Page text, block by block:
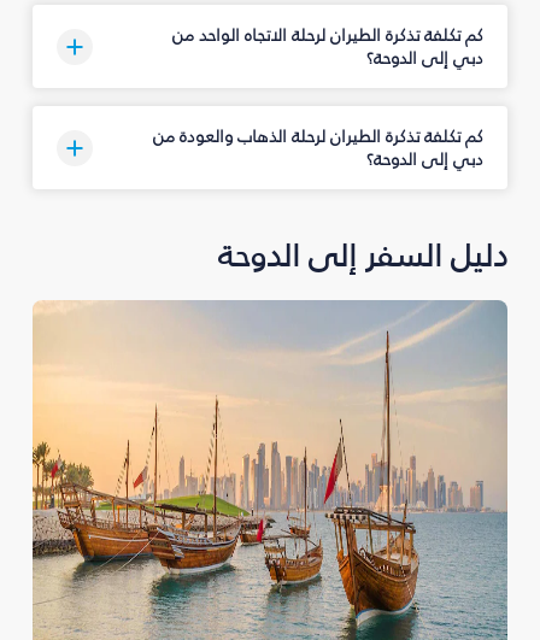
كم تكلفة تذكرة الطيران لرحلة الاتجاه الواحد من
دبي إلى الدوحة؟
كم تكلفة تذكرة الطيران لرحلة الذهاب والعودة من
دبي إلى الدوحة؟
دليل السفر إلى الدوحة